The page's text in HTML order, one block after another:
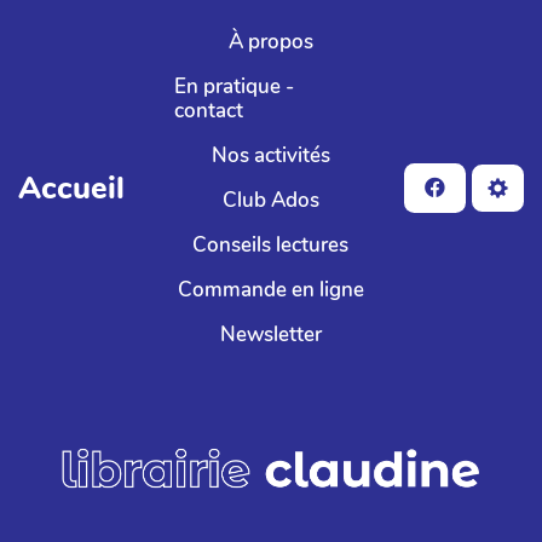
Aller au contenu principal
Accueil
À propos
En pratique -
contact
Nos activités
Club Ados
Conseils lectures
Commande en ligne
Newsletter